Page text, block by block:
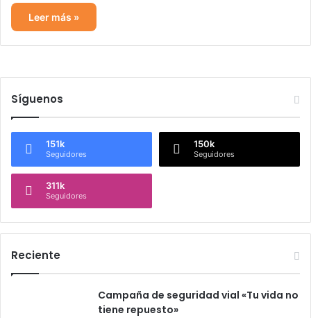
Leer más »
Síguenos
151k
Seguidores
150k
Seguidores
311k
Seguidores
Reciente
Campaña de seguridad vial «Tu vida no
tiene repuesto»